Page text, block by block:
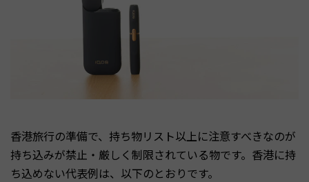
香港旅行の準備で、持ち物リスト以上に注意すべきなのが
持ち込みが禁止・厳しく制限されている物です。香港に持
ち込めない代表例は、以下のとおりです。